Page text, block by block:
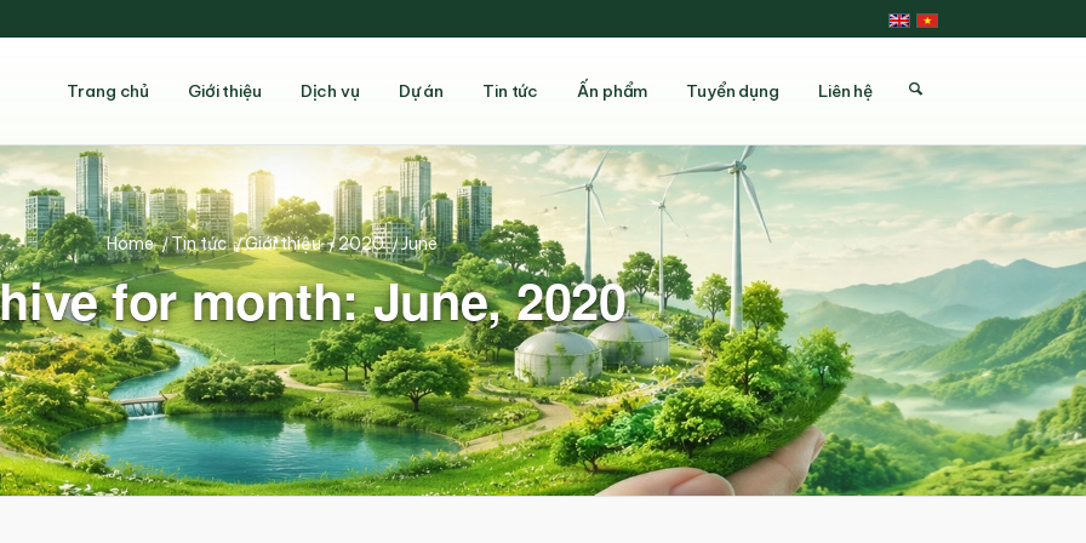
Trang chủ Giới thiệu Dịch vụ Dự án Tin tức Ấn phẩm Tuyển dụng Liên hệ
for month: June, 2020
Home /Tin tức /Giới thiệu /2020 /June